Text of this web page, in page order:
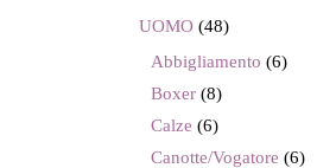
UOMO (48)
Abbigliamento (6)
Boxer (8)
Calze (6)
Canotte/Vogatore (6)